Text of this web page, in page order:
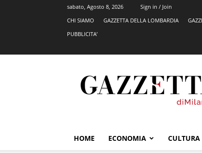
sabato, Agosto 8, 2026
Sign in / Join
CHI SIAMO
GAZZETTA DELLA LOMBARDIA
PUBBLICITA’
HOME ECONOMIA CULTURA